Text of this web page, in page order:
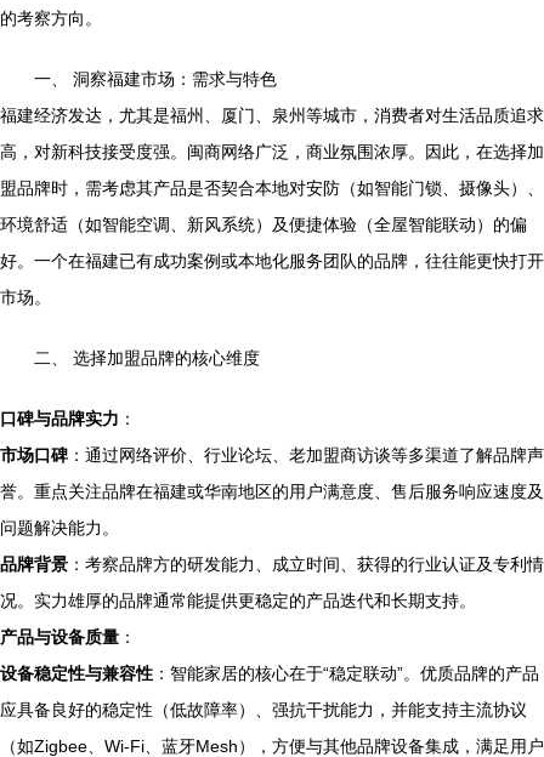
的考察方向。
一、 洞察福建市场：需求与特色
福建经济发达，尤其是福州、厦门、泉州等城市，消费者对生活品质追求
高，对新科技接受度强。闽商网络广泛，商业氛围浓厚。因此，在选择加
盟品牌时，需考虑其产品是否契合本地对安防（如智能门锁、摄像头）、
环境舒适（如智能空调、新风系统）及便捷体验（全屋智能联动）的偏
好。一个在福建已有成功案例或本地化服务团队的品牌，往往能更快打开
市场。
二、 选择加盟品牌的核心维度
口碑与品牌实力 ：
市场口碑 ：通过网络评价、行业论坛、老加盟商访谈等多渠道了解品牌声
誉。重点关注品牌在福建或华南地区的用户满意度、售后服务响应速度及
问题解决能力。
品牌背景 ：考察品牌方的研发能力、成立时间、获得的行业认证及专利情
况。实力雄厚的品牌通常能提供更稳定的产品迭代和长期支持。
产品与设备质量 ：
设备稳定性与兼容性 ：智能家居的核心在于“稳定联动”。优质品牌的产品
应具备良好的稳定性（低故障率）、强抗干扰能力，并能支持主流协议
（如Zigbee、Wi-Fi、蓝牙Mesh），方便与其他品牌设备集成，满足用户